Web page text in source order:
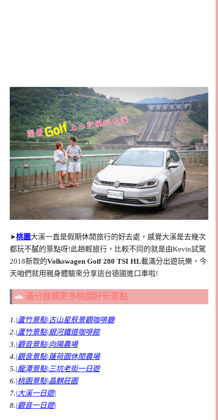
➤桃園大溪一直是假期休閒旅行的好去處，感覺大溪是去幾次
都玩不膩的景點呀!此趟輕旅行，比較不同的就是由Kevin試駕
2018新款的Volkswagen Golf 280 TSI HL載滿分出遊玩樂，今
天咱們就用親身體驗來分享這台德國進口車啦!
🚗 滿分推薦更多桃園好玩景點
1.|蘆竹景點|古山星辰景觀咖啡廳
2.|蘆竹景點|銀河鐵道咖啡館
3.|觀音景點|向陽農場
4.|觀音景點|蓮荷園休閒農場
5.|龍潭景點|三坑老街一日遊
6.|桃園景點|晶麒莊園
7.|大溪一日遊|
8.|觀音一日遊|